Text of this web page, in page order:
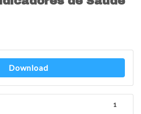
Download
1